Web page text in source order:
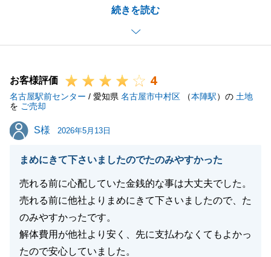
続きを読む
です。ご契約後も解体工事、土地分筆等で何度もお時
間を頂き、ご協力を頂きましてありがとうございまし
た。
軽にご連絡下さい。
今後とも宜しくお願い致します。
お客様評価 4
名古屋駅前センター / 愛知県 名古屋市中村区 （本陣駅）の 土地
を ご売却
S様
S様 2026年5月13日
まめにきて下さいましたのでたのみやすかった
売れる前に心配していた金銭的な事は大丈夫でした。
売れる前に他社よりまめにきて下さいましたので、た
のみやすかったです。
解体費用が他社より安く、先に支払わなくてもよかっ
たので安心していました。